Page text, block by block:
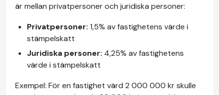
är mellan privatpersoner och juridiska personer:
Privatpersoner: 1,5% av fastighetens värde i
stämpelskatt
Juridiska personer: 4,25% av fastighetens
värde i stämpelskatt
Exempel: För en fastighet värd 2 000 000 kr skulle